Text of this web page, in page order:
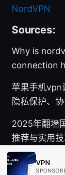
NordVPN
Sources:
Why is
connection
苹果手机vpn
隐私保护、
2025年翻墙
推荐与实用
Protonvpn怎
VPN